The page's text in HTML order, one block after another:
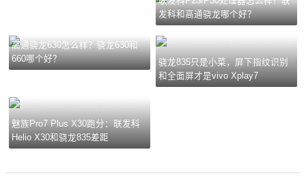
发科和高通骁龙哪个好？
高通骁龙630怎么样？骁龙630和
660哪个好？
骁龙835只是小菜，屏下指纹识别
和全面屏才是vivo Xplay7
魅族Pro7 Plus X30跑分：联发科
Helio X30和骁龙835差距